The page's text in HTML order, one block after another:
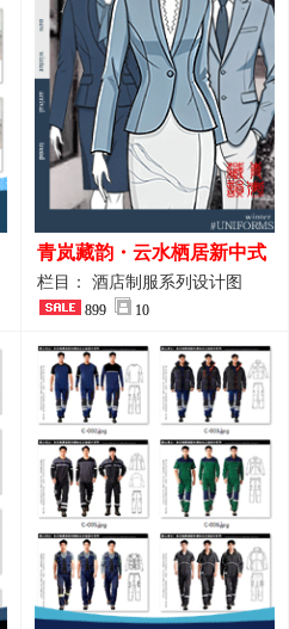
青岚藏韵・云水栖居新中式
酒店全岗位制服设计原创作
品图
栏目： 酒店制服系列设计图
899 10